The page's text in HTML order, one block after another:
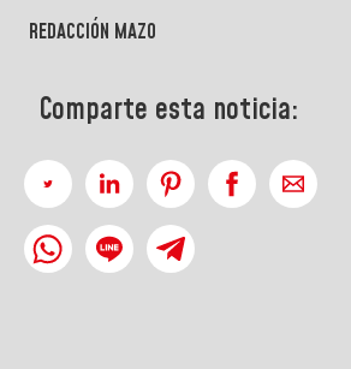
REDACCIÓN MAZO
Comparte esta noticia: